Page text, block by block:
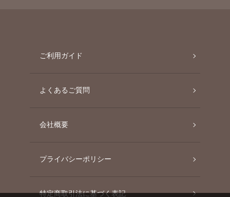
ご利用ガイド
よくあるご質問
会社概要
プライバシーポリシー
特定商取引法に基づく表記